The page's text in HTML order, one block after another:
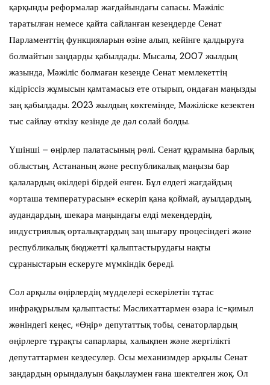
қарқынды реформалар жағдайындағы сапасы. Мәжіліс
таратылған немесе қайта сайланған кезеңдерде Сенат
Парламенттің функцияларын өзіне алып, кейінге қалдыруға
болмайтын заңдарды қабылдады. Мысалы, 2007 жылдың
жазында, Мәжіліс болмаған кезеңде Сенат мемлекеттің
кідіріссіз жұмысын қамтамасыз ете отырып, ондаған маңызды
заң қабылдады. 2023 жылдың көктемінде, Мәжіліске кезектен
тыс сайлау өткізу кезінде де дәл солай болды.
Үшінші – өңірлер палатасының рөлі. Сенат құрамына барлық
облыстың, Астананың және республикалық маңызы бар
қалалардың өкілдері бірдей енген. Бұл елдегі жағдайдың
«орташа температурасын» ескеріп қана қоймай, ауылдардың,
аудандардың, шекара маңындағы елді мекендердің,
индустриялық орталықтардың заң шығару процесіндегі және
республикалық бюджетті қалыптастырудағы нақты
сұраныстарын ескеруге мүмкіндік береді.
Сол арқылы өңірлердің мүдделері ескерілетін тұтас
инфрақұрылым қалыптасты: Мәслихаттармен өзара іс-қимыл
жөніндегі кеңес, «Өңір» депутаттық тобы, сенаторлардың
өңірлерге тұрақты сапарлары, халықпен және жергілікті
депутаттармен кездесулер. Осы механизмдер арқылы Сенат
заңдардың орындалуын бақылаумен ғана шектелген жоқ. Ол